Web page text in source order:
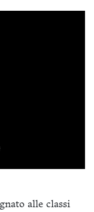
alle classi